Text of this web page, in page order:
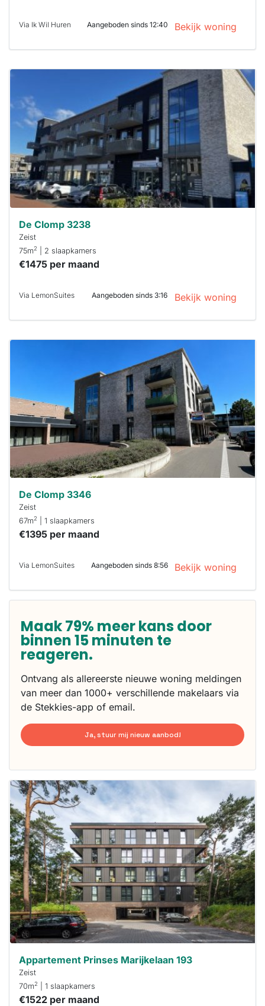
Via Ik Wil Huren Aangeboden sinds 12:40 Bekijk woning
al verhuurd
Om kans te
maken moet je
binnen 15
minuten
reageren.
Stekkies helpt
je hierbij!
De Clomp 3238
Zeist
75m2 | 2 slaapkamers
€1475 per maand
Via LemonSuites Aangeboden sinds 3:16 Bekijk woning
maken moet je
binnen 15
minuten
reageren.
Stekkies helpt
je hierbij!
De Clomp 3346
Zeist
67m2 | 1 slaapkamers
€1395 per maand
Via LemonSuites Aangeboden sinds 8:56 Bekijk woning
Maak 79% meer kans door
binnen 15 minuten te
reageren.
Ontvang als allereerste nieuwe woning meldingen
van meer dan 1000+ verschillende makelaars via
de Stekkies-app of email.
Ja, stuur mij nieuw aanbod!
Deze woning
is
waarschijnlijk
al verhuurd
Om kans te
maken moet je
binnen 15
minuten
reageren.
Stekkies helpt
je hierbij!
Appartement Prinses Marijkelaan 193
Zeist
70m2 | 1 slaapkamers
€1522 per maand